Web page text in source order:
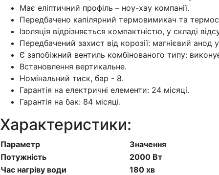
Має еліптичний профіль – ноу-хау компанії.
Передбачено капілярний термовимикач та
Ізоляція відрізняється компактністю, у складі
Передбачений захист від корозії: магнієвий
Є запобіжний вентиль комбінованого типу:
Встановлення вертикальне.
Номінальний тиск, бар - 8.
Гарантія на електричні елементи: 24 місяці.
Гарантія на бак: 84 місяці.
Характеристики:
Параметр
Значення
Потужність
2000 Вт
Час нагріву води
180 хв